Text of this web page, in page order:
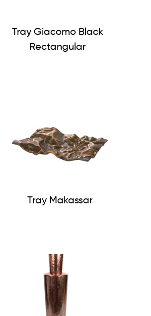
Tray Giacomo Black
Rectangular
Tray Makassar